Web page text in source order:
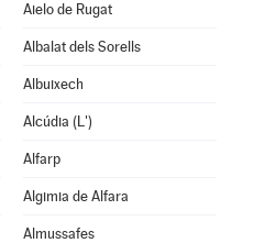
Aielo de Rugat
Albalat dels Sorells
Albuixech
Alcúdia (L')
Alfarp
Algimia de Alfara
Almussafes